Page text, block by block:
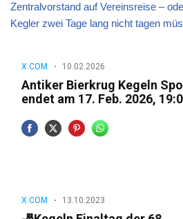
Zentralvorstand auf Vereinsreise –
Kegler zwei Tage lang nicht tagen